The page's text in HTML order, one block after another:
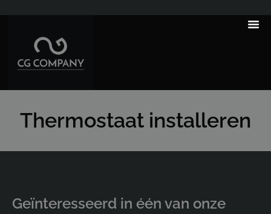
Thermostaat installeren
Geïnteresseerd in één van onze